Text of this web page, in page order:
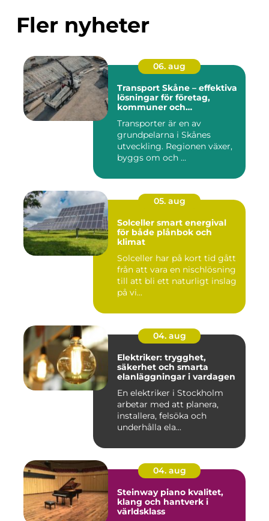
Fler nyheter
06. aug
Transport Skåne – effektiva
lösningar för företag,
kommuner och
Transporter är en av
grundpelarna i Skånes
utveckling. Regionen växer,
byggs om och ...
05. aug
Solceller smart energival
för både plånbok och
klimat
Solceller har på kort tid gått
från att vara en nischlösning
till att bli ett naturligt inslag
på vi...
04. aug
Elektriker: trygghet,
säkerhet och smarta
elanläggningar i vardagen
En elektriker i Stockholm
arbetar med att planera,
installera, felsöka och
underhålla ela...
04. aug
Steinway piano kvalitet,
klang och hantverk i
världsklass